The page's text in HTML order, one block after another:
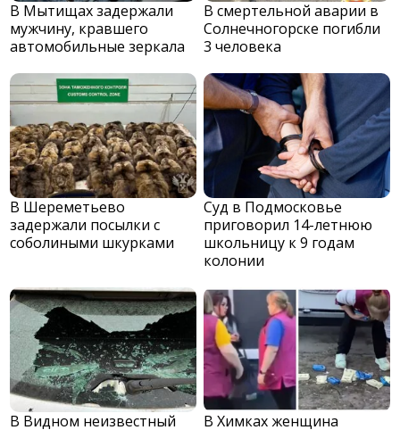
В Мытищах задержали
мужчину, кравшего
автомобильные зеркала
В смертельной аварии в
Солнечногорске погибли
3 человека
В Шереметьево
задержали посылки с
соболиными шкурками
Суд в Подмосковье
приговорил 14-летнюю
школьницу к 9 годам
колонии
В Видном неизвестный
В Химках женщина